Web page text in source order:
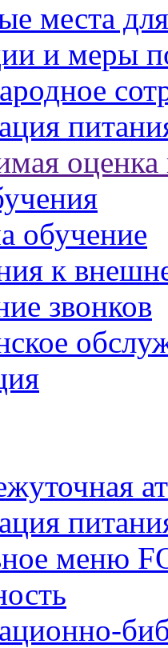
места
и меры
оценка
обучение
к
звонков
меню